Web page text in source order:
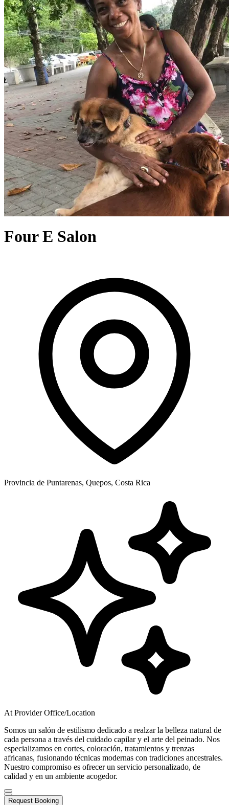
Four E Salon
Provincia de Puntarenas, Quepos, Costa Rica
At Provider Office/Location
Somos un salón de estilismo dedicado a realzar la belleza natural de
cada persona a través del cuidado capilar y el arte del peinado. Nos
especializamos en cortes, coloración, tratamientos y trenzas
africanas, fusionando técnicas modernas con tradiciones ancestrales.
Nuestro compromiso es ofrecer un servicio personalizado, de
calidad y en un ambiente acogedor.
Request Booking